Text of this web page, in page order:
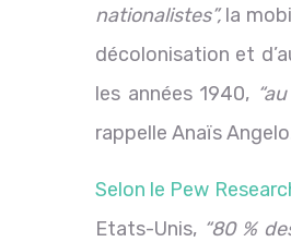
nationalistes”,la
décolonisation et
les années 1940,
rappelle Anaïs
Selon le Pew
Etats-Unis, “80 %